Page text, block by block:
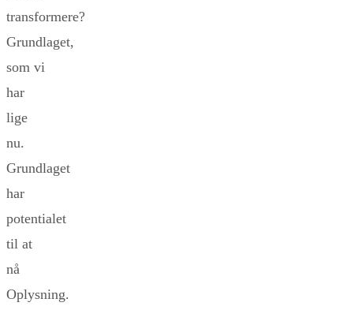
transformere?
Grundlaget,
som vi
har
lige
nu.
Grundlaget
har
potentialet
til at
nå
Oplysning.